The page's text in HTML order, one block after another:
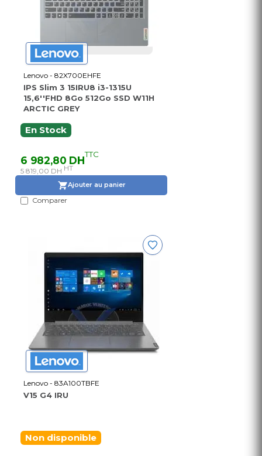
Lenovo - 82X700EHFE
IPS Slim 3 15IRU8 i3-1315U
15,6''FHD 8Go 512Go SSD W11H
ARCTIC GREY
En Stock
6 982,80 DHTTC
5 819,00 DH HT
Ajouter au panier
Comparer
Lenovo - 83A100TBFE
V15 G4 IRU
Non disponible